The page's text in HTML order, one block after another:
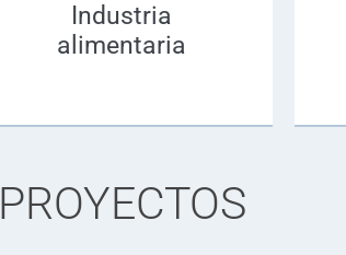
Industria
alimentaria
PROYECTOS